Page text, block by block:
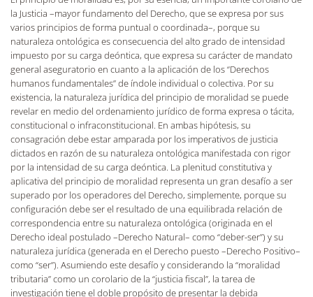
la Justicia –mayor fundamento del Derecho, que se expresa por sus
varios principios de forma puntual o coordinada–, porque su
naturaleza ontológica es consecuencia del alto grado de intensidad
impuesto por su carga deóntica, que expresa su carácter de mandato
general aseguratorio en cuanto a la aplicación de los “Derechos
humanos fundamentales” de índole individual o colectiva. Por su
existencia, la naturaleza jurídica del principio de moralidad se puede
revelar en medio del ordenamiento jurídico de forma expresa o tácita,
constitucional o infraconstitucional. En ambas hipótesis, su
consagración debe estar amparada por los imperativos de justicia
dictados en razón de su naturaleza ontológica manifestada con rigor
por la intensidad de su carga deóntica. La plenitud constitutiva y
aplicativa del principio de moralidad representa un gran desafío a ser
superado por los operadores del Derecho, simplemente, porque su
configuración debe ser el resultado de una equilibrada relación de
correspondencia entre su naturaleza ontológica (originada en el
Derecho ideal postulado –Derecho Natural– como “deber-ser”) y su
naturaleza jurídica (generada en el Derecho puesto –Derecho Positivo–
como “ser”). Asumiendo este desafío y considerando la “moralidad
tributaria” como un corolario de la “justicia fiscal”, la tarea de
investigación tiene el doble propósito de presentar la debida